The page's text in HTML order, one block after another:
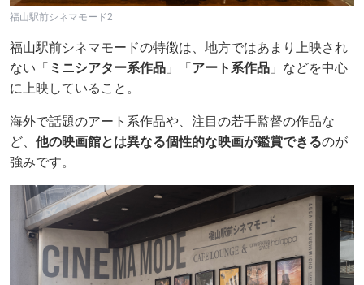
福山駅前シネマモード2
福山駅前シネマモードの特徴は、地方ではあまり上映され
ない「 ミニシアター系作品 」「 アート系作品 」などを中心
に上映していること。
海外で話題のアート系作品や、注目の若手監督の作品な
ど、 他の映画館とは異なる個性的な映画が鑑賞できるのが
強みです。